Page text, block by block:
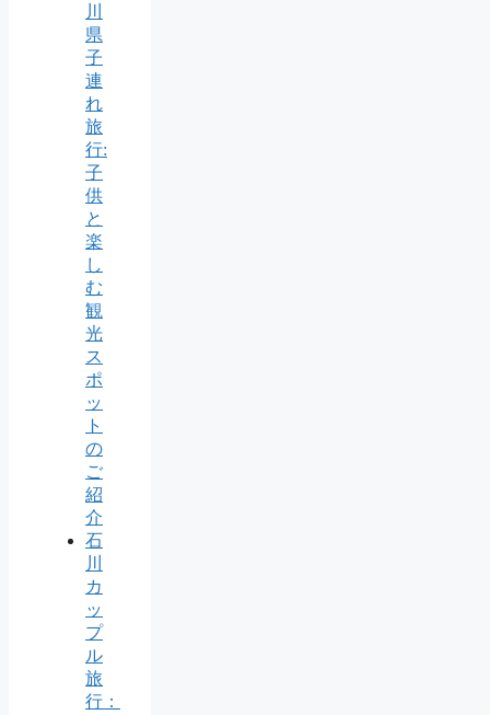
川
県
子
連
れ
旅
行:
子
供
と
楽
し
む
観
光
ス
ポ
ッ
ト
の
ご
紹
介
石
川
カ
ッ
プ
ル
旅
行：